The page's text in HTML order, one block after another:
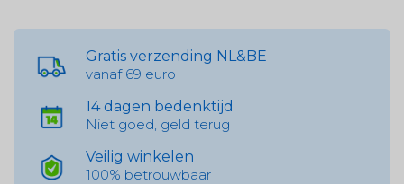
Gratis verzending NL&BE
vanaf 69 euro
14 dagen bedenktijd
Niet goed, geld terug
Veilig winkelen
100% betrouwbaar